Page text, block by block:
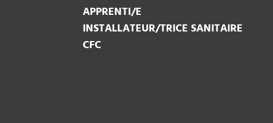
APPRENTI/E
INSTALLATEUR/TRICE SANITAIRE
CFC